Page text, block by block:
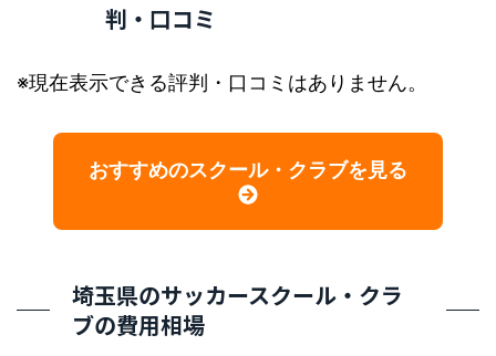
判・口コミ
※現在表示できる評判・口コミはありません。
おすすめのスクール・クラブを見る
埼玉県のサッカースクール・クラ
ブの費用相場